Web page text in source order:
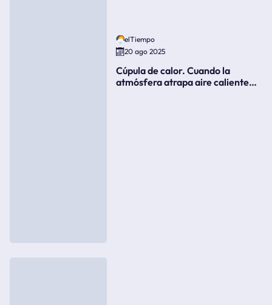
elTiempo
20 ago 2025
Cúpula de calor. Cuando la
atmósfera atrapa aire caliente